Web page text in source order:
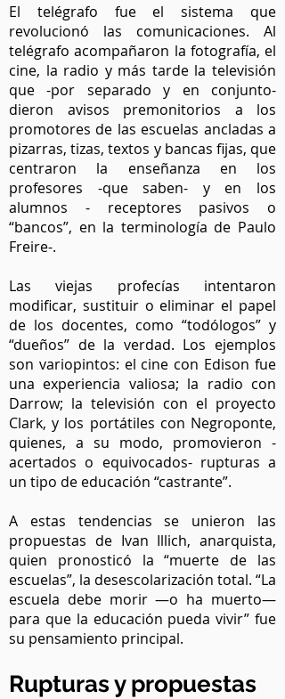
El telégrafo fue el sistema que
revolucionó las comunicaciones. Al
telégrafo acompañaron la fotografía, el
cine, la radio y más tarde la televisión
que -por separado y en conjunto-
dieron avisos premonitorios a los
promotores de las escuelas ancladas a
pizarras, tizas, textos y bancas fijas, que
centraron la enseñanza en los
profesores -que saben- y en los
alumnos - receptores pasivos o
“bancos”, en la terminología de Paulo
Freire-.
Las viejas profecías intentaron
modificar, sustituir o eliminar el papel
de los docentes, como “todólogos” y
“dueños” de la verdad. Los ejemplos
son variopintos: el cine con Edison fue
una experiencia valiosa; la radio con
Darrow; la televisión con el proyecto
Clark, y los portátiles con Negroponte,
quienes, a su modo, promovieron -
acertados o equivocados- rupturas a
un tipo de educación “castrante”.
A estas tendencias se unieron las
propuestas de Ivan Illich, anarquista,
quien pronosticó la “muerte de las
escuelas”, la desescolarización total. “La
escuela debe morir —o ha muerto—
para que la educación pueda vivir” fue
su pensamiento principal.
Rupturas y propuestas